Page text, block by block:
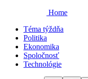
Home
Téma týždňa
Politika
Ekonomika
Spoločnosť
Technológie